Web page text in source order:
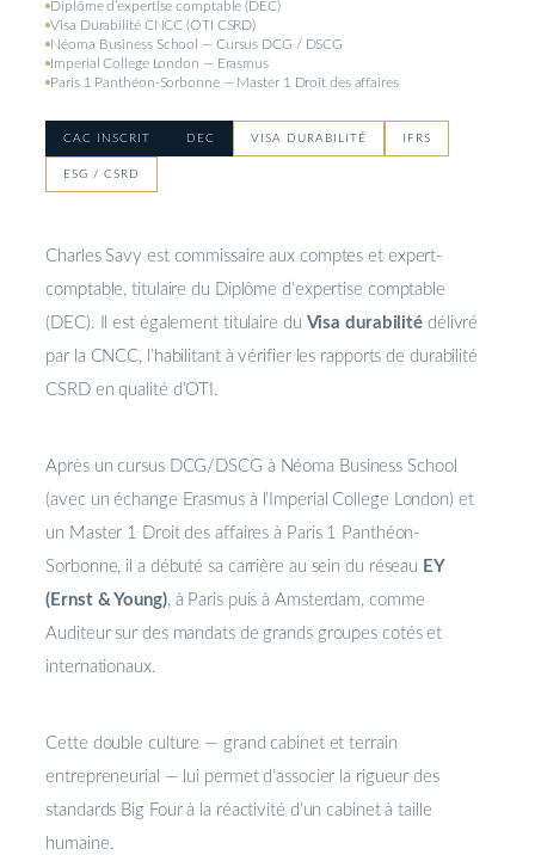
Diplôme d’expertise comptable (DEC)
Visa Durabilité CNCC (OTI CSRD)
Néoma Business School — Cursus DCG / DSCG
Imperial College London — Erasmus
Paris 1 Panthéon-Sorbonne — Master 1 Droit des affaires
CAC INSCRIT DEC VISA DURABILITÉ IFRS
ESG / CSRD
Charles Savy est commissaire aux comptes et expert-
comptable, titulaire du Diplôme d’expertise comptable
(DEC). Il est également titulaire du Visa durabilité délivré
par la CNCC, l’habilitant à vérifier les rapports de durabilité
CSRD en qualité d’OTI.
Après un cursus DCG/DSCG à Néoma Business School
(avec un échange Erasmus à l’Imperial College London) et
un Master 1 Droit des affaires à Paris 1 Panthéon-
Sorbonne, il a débuté sa carrière au sein du réseau EY
(Ernst & Young), à Paris puis à Amsterdam, comme
Auditeur sur des mandats de grands groupes cotés et
internationaux.
Cette double culture — grand cabinet et terrain
entrepreneurial — lui permet d’associer la rigueur des
standards Big Four à la réactivité d’un cabinet à taille
humaine.